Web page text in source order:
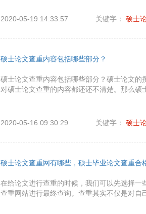
2020-05-19 14:33:57 关键字： 硕士
硕士论文查重内容包括哪些部分？
硕士论文查重内容包括哪些部分？硕士论文
对硕士论文查重的内容都还还不清楚。那么硕
2020-05-16 09:30:29 关键字： 硕士
硕士论文查重网有哪些，硕士毕业论文查重合
在给论文进行查重的时候，我们可以先选择
查重网站进行最终查询。查重其实不仅是对